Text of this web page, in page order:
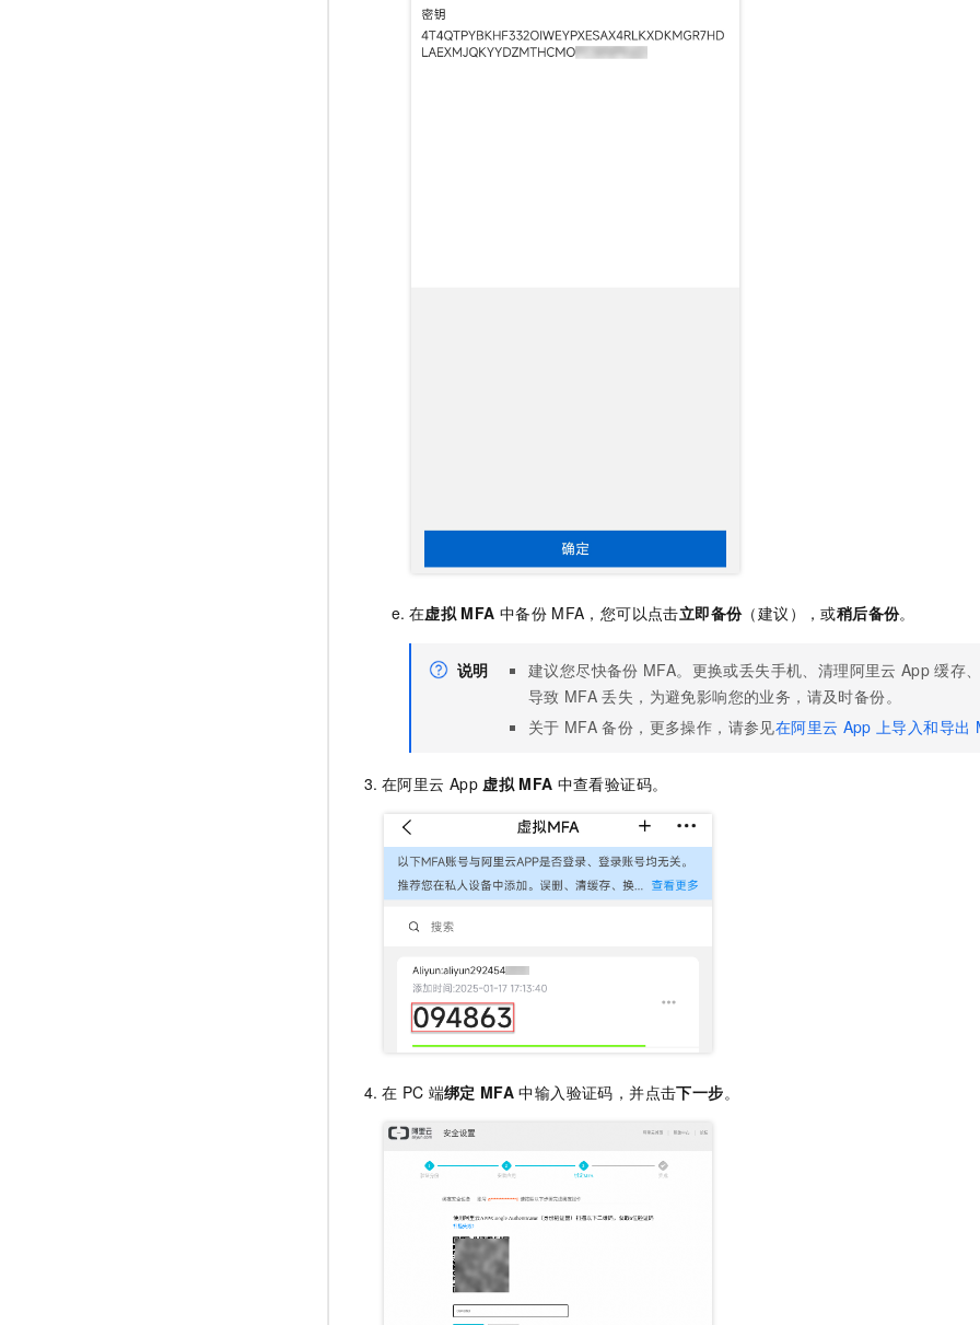
在虚拟 MFA 中备份 MFA，您可以点击立即备份（建议），或稍后备份。
说明 建议您尽快备份 MFA。更换或丢失手机、清理阿里云 App 缓存
导致 MFA 丢失，为避免影响您的业务，请及时备份。
关于 MFA 备份，更多操作，请参见在阿里云 App 上导入和导出
在阿里云 App 虚拟 MFA 中查看验证码。
在 PC 端绑定 MFA 中输入验证码，并点击下一步。